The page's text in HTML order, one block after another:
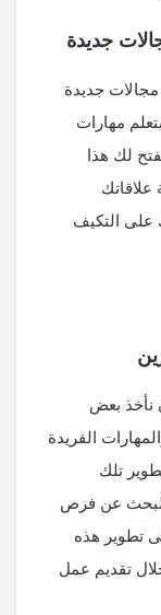
جديدة
جديدة
مهارات
لك هذا
على التكيف
نأخذ بعض
الفريدة
تلك
البحث عن فرص
تطوير هذه
تقديم عمل